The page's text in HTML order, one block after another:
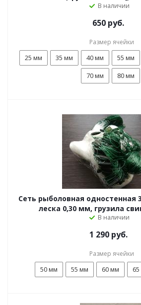
В наличии
650 руб.
Размер ячейки
25 мм 35 мм 40 мм 55 мм
70 мм
80 мм
Сеть рыболовная одностенная
леска 0,30 мм, грузила
В наличии
1 290 руб.
Размер ячейки
50 мм 55 мм 60 мм